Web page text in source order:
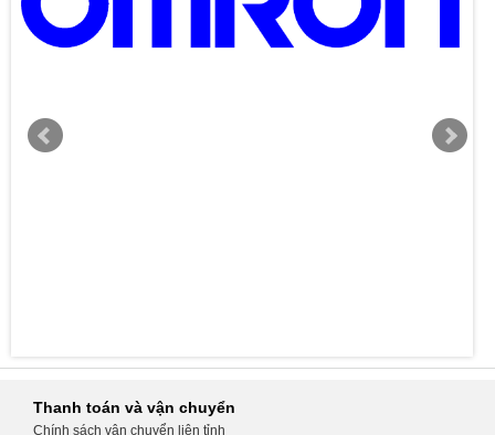
Thanh toán và vận chuyển
Chính sách vận chuyển liên tỉnh